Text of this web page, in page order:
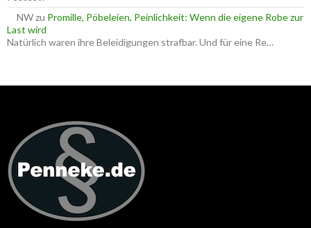
NWzu Promille, Pöbeleien, Peinlichkeit: Wenn die eigene Robe zur
Last wird
Natürlich waren ihre Beleidigungen strafbar. Und für eine Re…